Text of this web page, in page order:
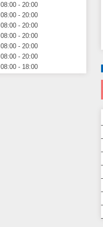
08:00
20:00
08:00
20:00
08:00
20:00
08:00
20:00
08:00
20:00
08:00
20:00
08:00 18:00